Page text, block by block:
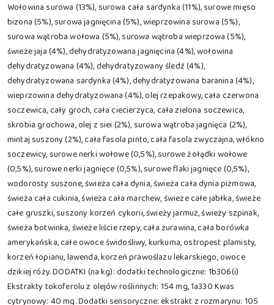
Wołowina surowa (13%), surowa cała sardynka (11%), surowe mięso
bizona (5%), surowa jagnięcina (5%), wieprzowina surowa (5%),
surowa wątroba wołowa (5%), surowa wątroba wieprzowa (5%),
świeże jaja (4%), dehydratyzowana jagnięcina (4%), wołowina
dehydratyzowana (4%), dehydratyzowany śledź (4%),
dehydratyzowana sardynka (4%), dehydratyzowana baranina (4%),
wieprzowina dehydratyzowana (4%), olej rzepakowy, cała czerwona
soczewica, cały groch, cała ciecierzyca, cała zielona soczewica,
skrobia grochowa, olej z siei (2%), surowa wątroba jagnięca (2%),
mintaj suszony (2%), cała fasola pinto, cała fasola zwyczajna, włókno
soczewicy, surowe nerki wołowe (0,5%), surowe żołądki wołowe
(0,5%), surowe nerki jagnięce (0,5%), surowe flaki jagnięce (0,5%),
wodorosty suszone, świeża cała dynia, świeża cała dynia piżmowa,
świeża cała cukinia, świeża cała marchew, świeże całe jabłka, świeże
całe gruszki, suszony korzeń cykorii, świeży jarmuż, świeży szpinak,
świeża botwinka, świeże liście rzepy, cała żurawina, cała borówka
amerykańska, całe owoce świdośliwy, kurkuma, ostropest plamisty,
korzeń łopianu, lawenda, korzeń prawoślazu lekarskiego, owoce
dzikiej róży. DODATKI (na kg): dodatki technologiczne: 1b306(i)
Ekstrakty tokoferolu z olejów roślinnych: 154 mg, 1a330 Kwas
cytrynowy: 40 mg. Dodatki sensoryczne: ekstrakt z rozmarynu: 105